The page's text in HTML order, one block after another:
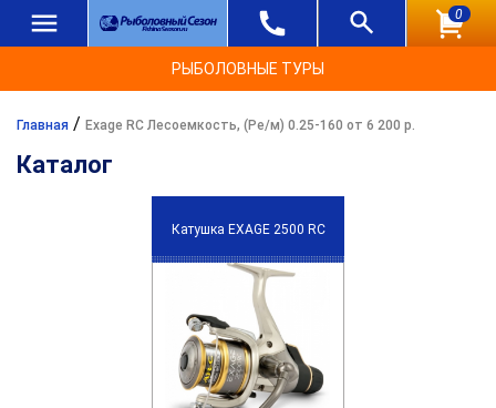
0
РЫБОЛОВНЫЕ ТУРЫ
Главная / Exage RC Лесоемкость, (Ре/м) 0.25-160 от 6 200 р.
Каталог
Катушка EXAGE 2500 RC